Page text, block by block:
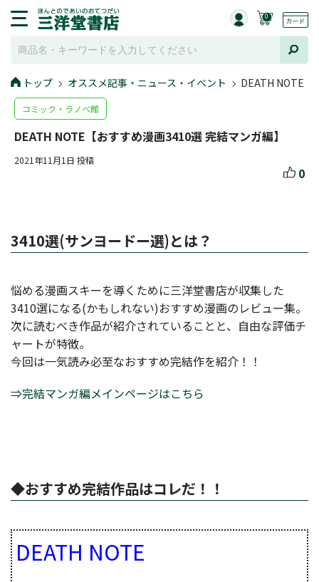
0
トップ オススメ記事・ニュース・イベント DEATH NOTE
コミック・ラノベ館
DEATH NOTE【おすすめ漫画3410選 完結マンガ編】
2021年11月1日 投稿
0
3410選(サンヨードー選)とは？
悩める漫画スキーを導くために三洋堂書店が収集した
3410選になる(かもしれない)おすすめ漫画のレビュー集。
次に読むべき作品が紹介されていることと、自由な評価チ
ャートが特徴。
今回は一気読み必至なおすすめ完結作を紹介！！
⇒完結マンガ編メインページはこちら
◆おすすめ完結作品はコレだ！！
DEATH NOTE